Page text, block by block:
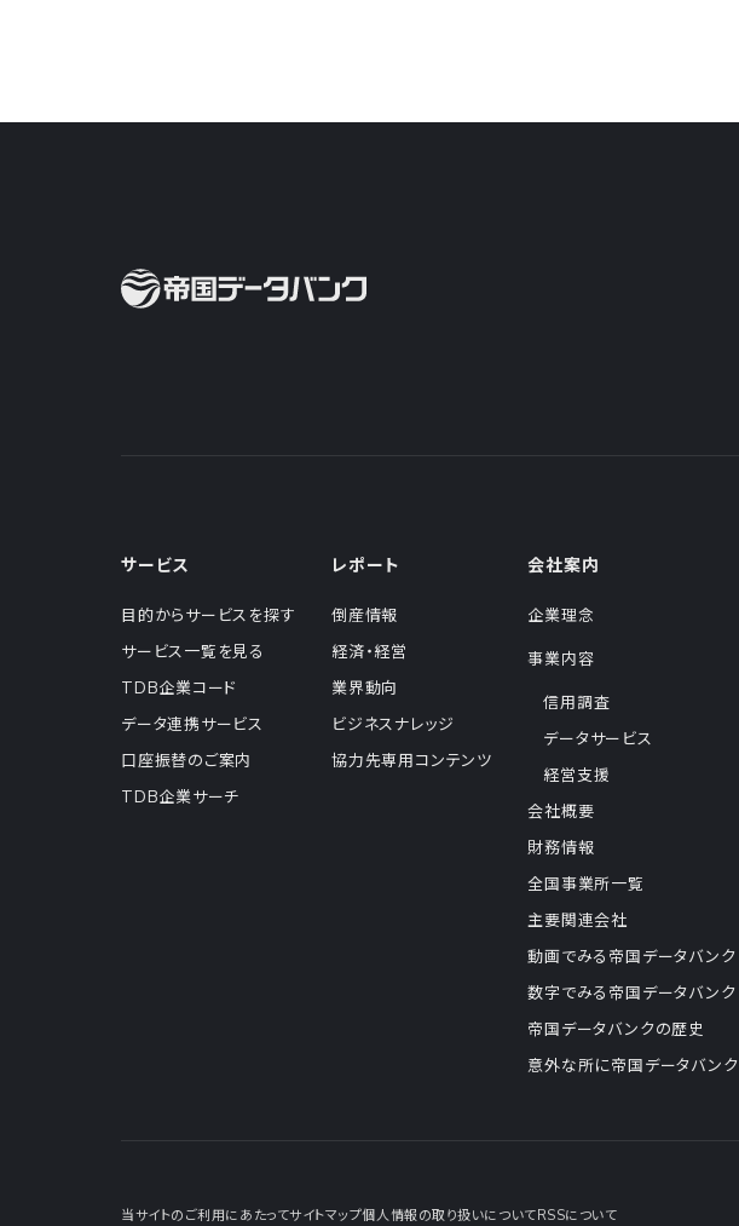
サービス
目的からサービスを探す
サービス一覧を見る
TDB企業コード
データ連携サービス
口座振替のご案内
TDB企業サーチ
レポート
倒産情報
経済・経営
業界動向
ビジネスナレッジ
協力先専用コンテンツ
会社案内
企業理念
事業内容
信用調査
データサービス
経営支援
会社概要
財務情報
全国事業所一覧
主要関連会社
動画でみる帝国データバンク
数字でみる帝国データバンク
帝国データバンクの歴史
意外な所に帝国データバンク
当サイトのご利用にあたってサイトマップ個人情報の取り扱いについてRSSについて